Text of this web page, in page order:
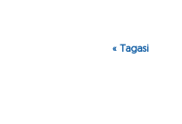
« Tagasi